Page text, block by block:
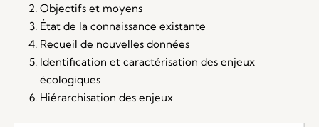
Objectifs et moyens
État de la connaissance existante
Recueil de nouvelles données
Identification et caractérisation des enjeux
écologiques
Hiérarchisation des enjeux